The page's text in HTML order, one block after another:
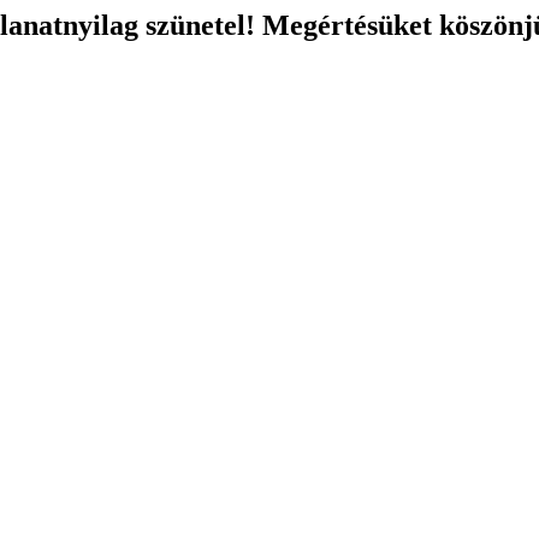
szünetel! Megértésüket